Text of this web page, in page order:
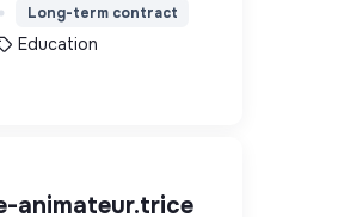
tabou autour de
Long-term contract
Education